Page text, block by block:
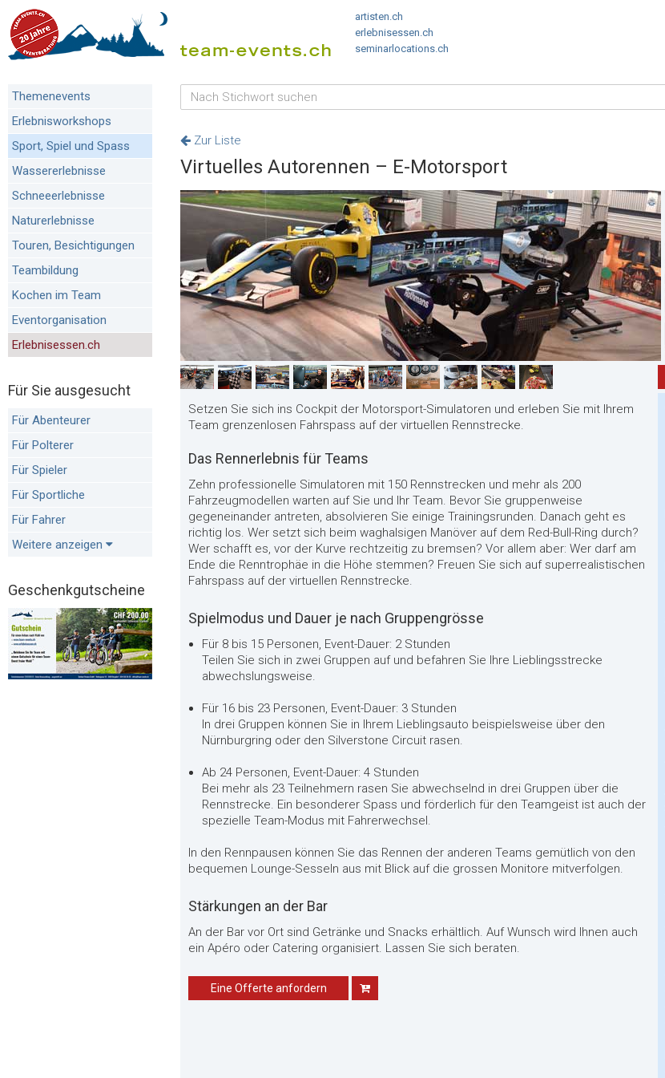
artisten.ch
erlebnisessen.ch
seminarlocations.ch
Themenevents
Erlebnisworkshops
Sport, Spiel und Spass
Wassererlebnisse
Schneeerlebnisse
Naturerlebnisse
Touren, Besichtigungen
Teambildung
Kochen im Team
Eventorganisation
Erlebnisessen.ch
Für Sie ausgesucht
Für Abenteurer
Für Polterer
Für Spieler
Für Sportliche
Für Fahrer
Weitere anzeigen
Geschenkgutscheine
Zur Liste
Virtuelles Autorennen – E-Motorsport
Setzen Sie sich ins Cockpit der Motorsport-Simulatoren und erleben Sie mit Ihrem
Team grenzenlosen Fahrspass auf der virtuellen Rennstrecke.
Das Rennerlebnis für Teams
Zehn professionelle Simulatoren mit 150 Rennstrecken und mehr als 200
Fahrzeugmodellen warten auf Sie und Ihr Team. Bevor Sie gruppenweise
gegeneinander antreten, absolvieren Sie einige Trainingsrunden. Danach geht es
richtig los. Wer setzt sich beim waghalsigen Manöver auf dem Red-Bull-Ring durch?
Wer schafft es, vor der Kurve rechtzeitig zu bremsen? Vor allem aber: Wer darf am
Ende die Renntrophäe in die Höhe stemmen? Freuen Sie sich auf superrealistischen
Fahrspass auf der virtuellen Rennstrecke.
Spielmodus und Dauer je nach Gruppengrösse
Für 8 bis 15 Personen, Event-Dauer: 2 Stunden
Teilen Sie sich in zwei Gruppen auf und befahren Sie Ihre Lieblingsstrecke
abwechslungsweise.
Für 16 bis 23 Personen, Event-Dauer: 3 Stunden
In drei Gruppen können Sie in Ihrem Lieblingsauto beispielsweise über den
Nürnburgring oder den Silverstone Circuit rasen.
Ab 24 Personen, Event-Dauer: 4 Stunden
Bei mehr als 23 Teilnehmern rasen Sie abwechselnd in drei Gruppen über die
Rennstrecke. Ein besonderer Spass und förderlich für den Teamgeist ist auch der
spezielle Team-Modus mit Fahrerwechsel.
In den Rennpausen können Sie das Rennen der anderen Teams gemütlich von den
bequemen Lounge-Sesseln aus mit Blick auf die grossen Monitore mitverfolgen.
Stärkungen an der Bar
An der Bar vor Ort sind Getränke und Snacks erhältlich. Auf Wunsch wird Ihnen auch
ein Apéro oder Catering organisiert. Lassen Sie sich beraten.
Eine Offerte anfordern